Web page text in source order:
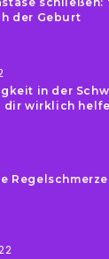
der Geburt
in der
dir wirklich